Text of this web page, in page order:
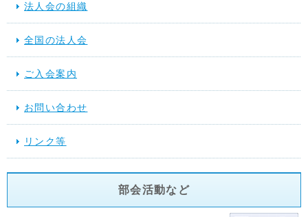
2025年12月10日 提言活動（行動する法人会）を更新しました
2025年11月28日 スケジュールを更新しました。
法人会の組織
全国の法人会
ご入会案内
お問い合わせ
リンク等
部会活動など